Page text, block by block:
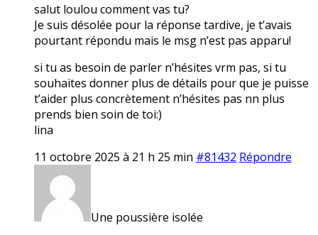
salut loulou comment vas tu?
Je suis désolée pour la réponse tardive, je t’avais
pourtant répondu mais le msg n’est pas apparu!
si tu as besoin de parler n’hésites vrm pas, si tu
souhaites donner plus de détails pour que je puisse
t’aider plus concrètement n’hésites pas nn plus
prends bien soin de toi:)
lina
11 octobre 2025 à 21 h 25 min #81432 Répondre
Une poussière isolée